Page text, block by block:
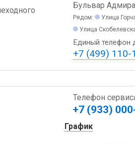
Бульвар
Рядом:
Улица
Улица
Единый телефон
+7 (499)
Телефон
+7 (933)
График